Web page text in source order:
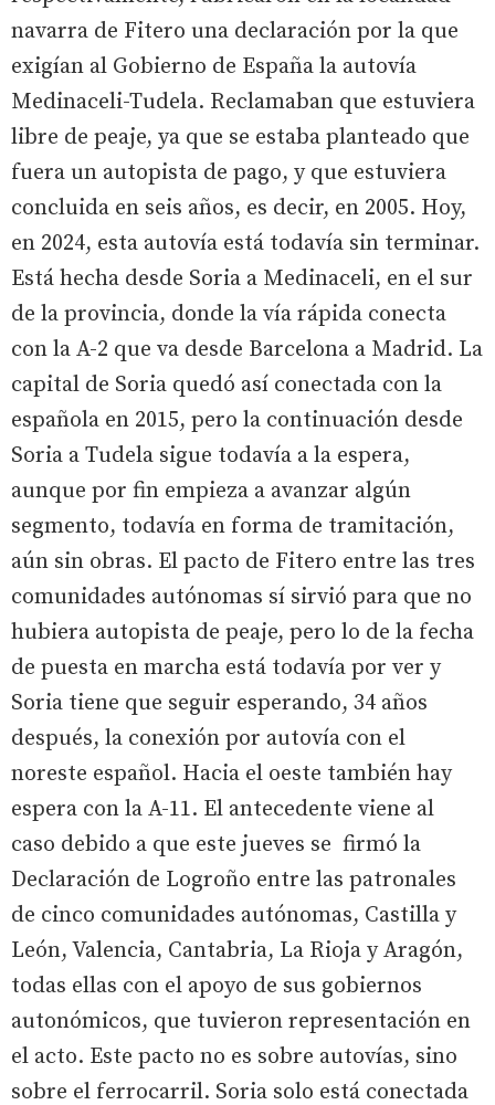
navarra de Fitero una declaración por la que
exigían al Gobierno de España la autovía
Medinaceli-Tudela. Reclamaban que estuviera
libre de peaje, ya que se estaba planteado que
fuera un autopista de pago, y que estuviera
concluida en seis años, es decir, en 2005. Hoy,
en 2024, esta autovía está todavía sin terminar.
Está hecha desde Soria a Medinaceli, en el sur
de la provincia, donde la vía rápida conecta
con la A-2 que va desde Barcelona a Madrid. La
capital de Soria quedó así conectada con la
española en 2015, pero la continuación desde
Soria a Tudela sigue todavía a la espera,
aunque por fin empieza a avanzar algún
segmento, todavía en forma de tramitación,
aún sin obras. El pacto de Fitero entre las tres
comunidades autónomas sí sirvió para que no
hubiera autopista de peaje, pero lo de la fecha
de puesta en marcha está todavía por ver y
Soria tiene que seguir esperando, 34 años
después, la conexión por autovía con el
noreste español. Hacia el oeste también hay
espera con la A-11. El antecedente viene al
caso debido a que este jueves se firmó la
Declaración de Logroño entre las patronales
de cinco comunidades autónomas, Castilla y
León, Valencia, Cantabria, La Rioja y Aragón,
todas ellas con el apoyo de sus gobiernos
autonómicos, que tuvieron representación en
el acto. Este pacto no es sobre autovías, sino
sobre el ferrocarril. Soria solo está conectada